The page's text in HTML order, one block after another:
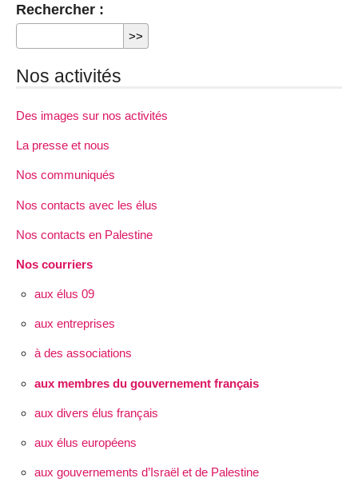
Rechercher :
Nos activités
Des images sur nos activités
La presse et nous
Nos communiqués
Nos contacts avec les élus
Nos contacts en Palestine
Nos courriers
aux élus 09
aux entreprises
à des associations
aux membres du gouvernement français
aux divers élus français
aux élus européens
aux gouvernements d’Israël et de Palestine